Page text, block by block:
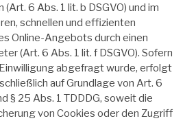
6 Abs. 1 lit. b DSGVO) und im
schnellen und effizienten
Online-Angebots durch einen
(Art. 6 Abs. 1 lit. f DSGVO). Sofern
abgefragt wurde, erfolgt
auf Grundlage von Art. 6
§ 25 Abs. 1 TDDDG, soweit die
von Cookies oder den Zugriff